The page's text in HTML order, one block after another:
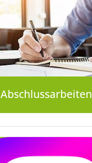
Abschluss­arbeiten